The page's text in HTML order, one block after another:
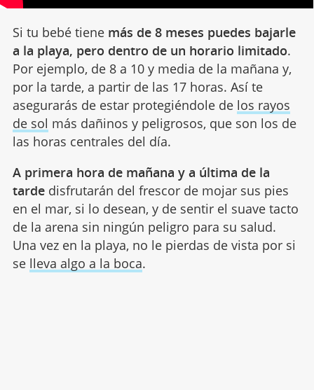
Si tu bebé tiene más de 8 meses puedes bajarle
a la playa, pero dentro de un horario limitado.
Por ejemplo, de 8 a 10 y media de la mañana y,
por la tarde, a partir de las 17 horas. Así te
asegurarás de estar protegiéndole de los rayos
de sol más dañinos y peligrosos, que son los de
las horas centrales del día.
A primera hora de mañana y a última de la
tardedisfrutarán del frescor de mojar sus pies
en el mar, si lo desean, y de sentir el suave tacto
de la arena sin ningún peligro para su salud.
Una vez en la playa, no le pierdas de vista por si
se lleva algo a la boca.